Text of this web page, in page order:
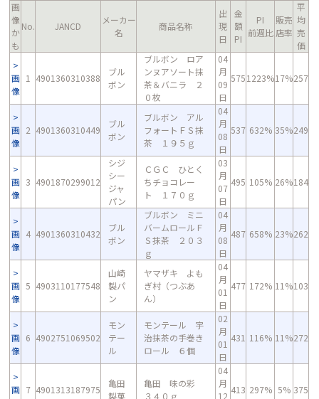
画
像
か
も
No. JANCD
メーカー
名
商品名称
出
現
日
金
額
PI
PI
前週比
販売
店率
平
均
売
価
画
像
1 4901360310388
ブル
ボン
ブルボン ロア
ンヌアソート抹
茶＆バニラ ２
０枚
04
月
09
日
5751223%17%257
画
像
2 4901360310449
ブル
ボン
ブルボン アル
フォートＦＳ抹
茶 １９５ｇ
04
月
08
日
537 632% 35%249
画
像
3 4901870299012
シジ
シー
ジャ
パン
ＣＧＣ ひとく
ちチョコレー
ト １７０ｇ
03
月
07
日
495 105% 26%184
画
像
4 4901360310432
ブル
ボン
ブルボン ミニ
バームロールＦ
Ｓ抹茶 ２０３
ｇ
04
月
08
日
487 658% 23%262
画
像
5 4903110177548
山崎
製パ
ン
ヤマザキ よも
ぎ村（つぶあ
ん）
04
月
01
日
477 172% 11%103
画
像
6 4902751069502
モン
テー
ル
モンテール 宇
治抹茶の手巻き
ロール ６個
02
月
01
日
431 116% 11%272
画 7 4901313187975
亀田
製菓
亀田 味の彩
３４０ｇ
04
月
12
413 297% 5% 375